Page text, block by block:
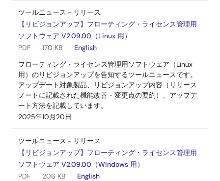
ツールニュース－リリース
【リビジョンアップ】フローティング・ライセンス管理用
ソフトウェア V2.09.00（Linux 用）
PDF
170 KB
English
フローティング・ライセンス管理用ソフトウェア（Linux
用）のリビジョンアップを告知するツールニュースです。
アップデート対象製品、リビジョンアップ内容（リリース
ノートに記載された機能改善・変更点の要約）、アップデ
ート方法を記載しています。
2025年10月20日
ツールニュース－リリース
【リビジョンアップ】フローティング・ライセンス管理用
ソフトウェア V2.09.00（Windows 用）
PDF
206 KB
English